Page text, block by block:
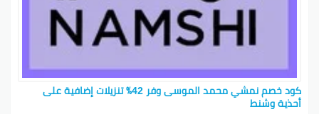
كود خصم نمشي محمد الموسى وفر 42٪ تنزيلات إضافية على
أحذية وشنط